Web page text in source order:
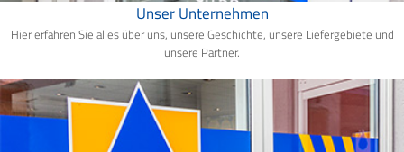
Unser Unternehmen
Hier erfahren Sie alles über uns, unsere Geschichte, unsere Liefergebiete und
unsere Partner.